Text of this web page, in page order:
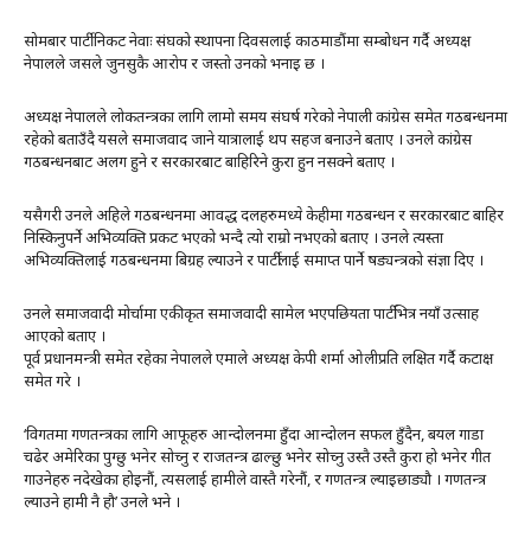
सोमबार पार्टी निकट नेवाः संघको स्थापना दिवसलाई काठमाडौंमा सम्बोधन गर्दै अध्यक्ष
नेपालले जसले जुनसुकै आराेप र जस्ताे उनकाे भनाइ छ ।
अध्यक्ष नेपालले लोकतन्त्रका लागि लामो समय संघर्ष गरेको नेपाली कांग्रेस समेत गठबन्धनमा
रहेको बताउँदै यसले समाजवाद जाने यात्रालाई थप सहज बनाउने बताए । उनले कांग्रेस
गठबन्धनबाट अलग हुने र सरकारबाट बाहिरिने कुरा हुन नसक्ने बताए ।
यसैगरी उनले अहिले गठबन्धनमा आवद्ध दलहरुमध्ये केहीमा गठबन्धन र सरकारबाट बाहिर
निस्किनुपर्ने अभिव्यक्ति प्रकट भएको भन्दै त्यो राम्रो नभएको बताए । उनले त्यस्ता
अभिव्यक्तिलाई गठबन्धनमा बिग्रह ल्याउने र पार्टीलाई समाप्त पार्ने षड्यन्त्रको संज्ञा दिए ।
उनले समाजवादी मोर्चामा एकीकृत समाजवादी सामेल भएपछियता पार्टीभित्र नयाँ उत्साह
आएको बताए ।
पूर्व प्रधानमन्त्री समेत रहेका नेपालले एमाले अध्यक्ष केपी शर्मा ओलीप्रति लक्षित गर्दै कटाक्ष
समेत गरे ।
‘विगतमा गणतन्त्रका लागि आफूहरु आन्दोलनमा हुँदा आन्दोलन सफल हुँदैन, बयल गाडा
चढेर अमेरिका पुग्छु भनेर सोच्नु र राजतन्त्र ढाल्छु भनेर सोच्नु उस्तै उस्तै कुरा हो भनेर गीत
गाउनेहरु नदेखेका होइनाैं, त्यसलाई हामीले वास्तै गरेनौं, र गणतन्त्र ल्याइछाड्यौ । गणतन्त्र
ल्याउने हामी नै हौ’ उनले भने ।